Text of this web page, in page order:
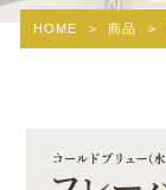
HOME > 商品 >